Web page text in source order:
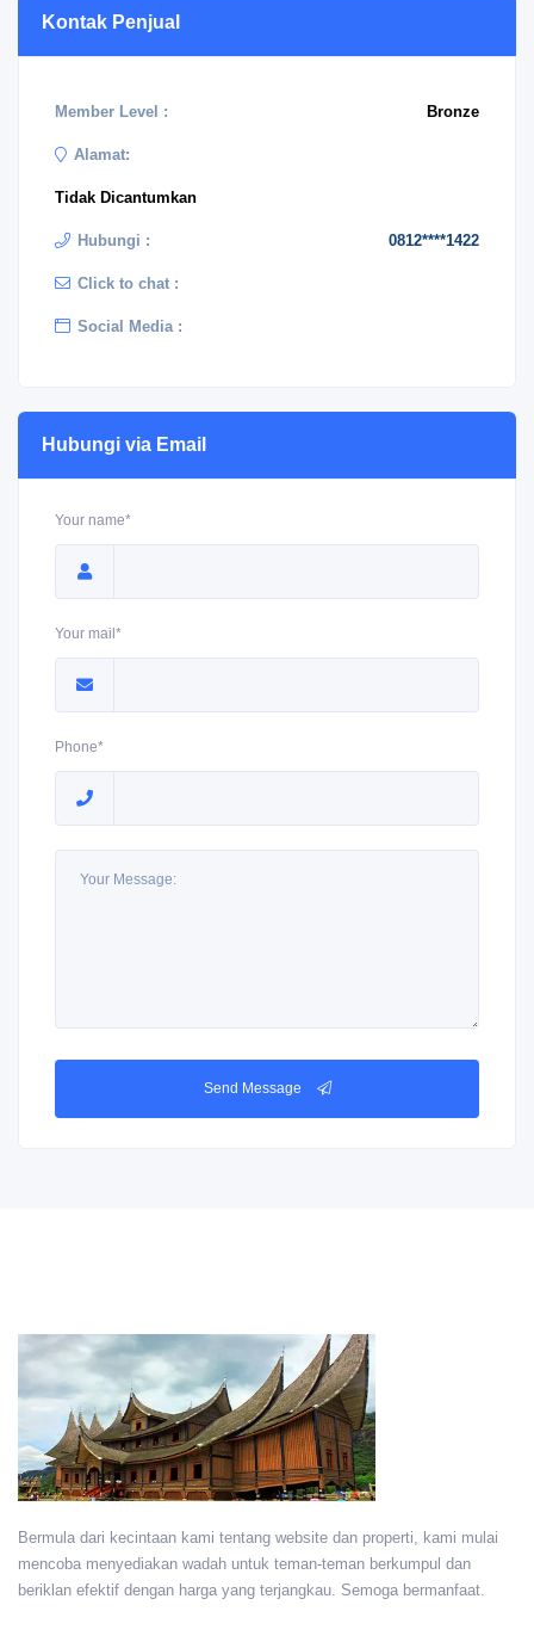
Kontak Penjual
Member Level : Bronze
Alamat:
Tidak Dicantumkan
Hubungi : 0812****1422
Click to chat :
Social Media :
Hubungi via Email
Your name*
Your mail*
Phone*
Send Message
Bermula dari kecintaan kami tentang website dan properti, kami mulai
mencoba menyediakan wadah untuk teman-teman berkumpul dan
beriklan efektif dengan harga yang terjangkau. Semoga bermanfaat.